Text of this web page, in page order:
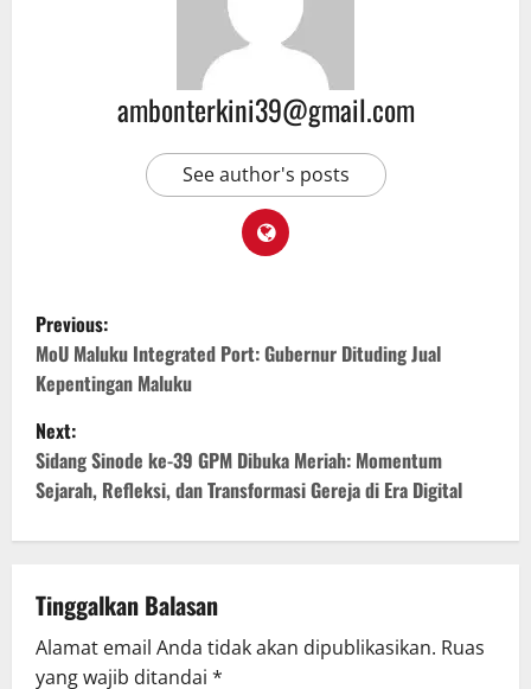
ambonterkini39@gmail.com
See author's posts
Previous:
MoU Maluku Integrated Port: Gubernur Dituding Jual
Kepentingan Maluku
Next:
Sidang Sinode ke-39 GPM Dibuka Meriah: Momentum
Sejarah, Refleksi, dan Transformasi Gereja di Era Digital
Tinggalkan Balasan
Alamat email Anda tidak akan dipublikasikan. Ruas
yang wajib ditandai *